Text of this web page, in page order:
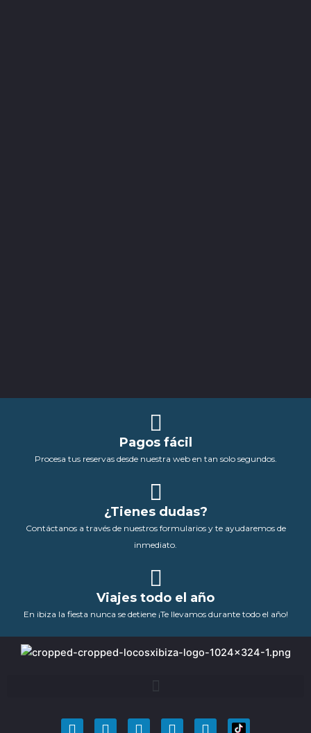
Pagos fácil
Procesa tus reservas desde nuestra web en tan solo segundos.
¿Tienes dudas?
Contáctanos a través de nuestros formularios y te ayudaremos de
inmediato.
Viajes todo el año
En ibiza la fiesta nunca se detiene ¡Te llevamos durante todo el año!
F
T
Y
I
P